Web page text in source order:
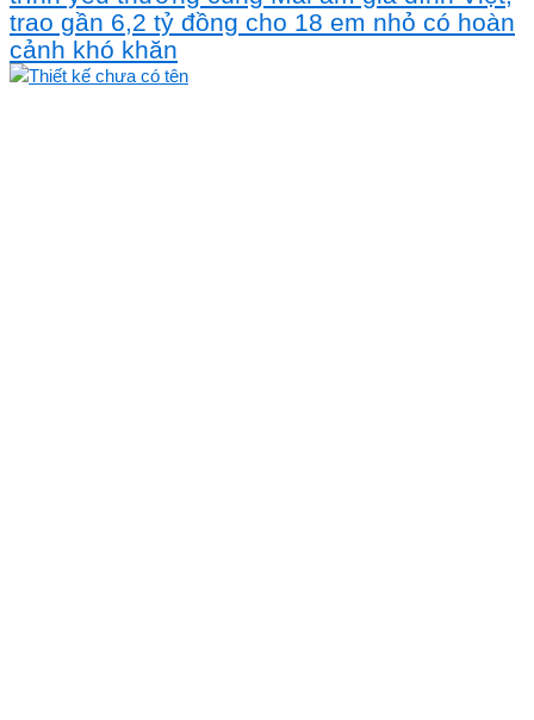
trao gần 6,2 tỷ đồng cho 18 em nhỏ có hoàn
cảnh khó khăn